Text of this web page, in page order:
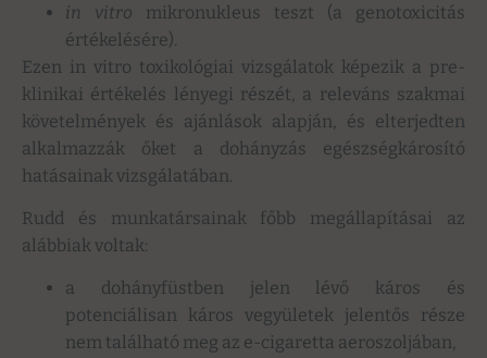
in vitro mikronukleus teszt (a genotoxicitás
értékelésére).
Ezen in vitro toxikológiai vizsgálatok képezik a pre-
klinikai értékelés lényegi részét, a releváns szakmai
követelmények és ajánlások alapján, és elterjedten
alkalmazzák őket a dohányzás egészségkárosító
hatásainak vizsgálatában.
Rudd és munkatársainak főbb megállapításai az
alábbiak voltak:
a dohányfüstben jelen lévő káros és
potenciálisan káros vegyületek jelentős része
nem található meg az e-cigaretta aeroszoljában,